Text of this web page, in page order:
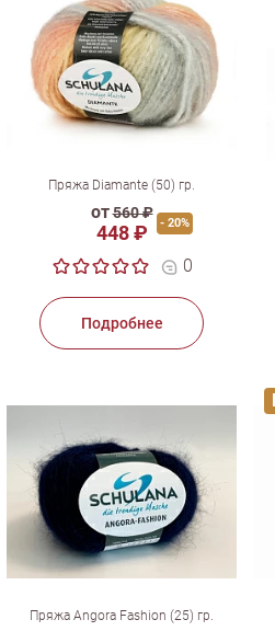
Пряжа Diamante (50) гр.
от560 ₽
448 ₽ - 20%
0
Подробнее
Пряжа Angora Fashion (25) гр.